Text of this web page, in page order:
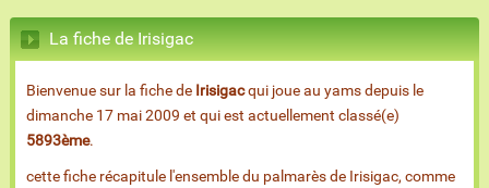
La fiche de Irisigac
Bienvenue sur la fiche de Irisigacqui joue au yams depuis le
dimanche 17 mai 2009 et qui est actuellement classé(e)
5893ème.
cette fiche récapitule l'ensemble du palmarès de Irisigac, comme